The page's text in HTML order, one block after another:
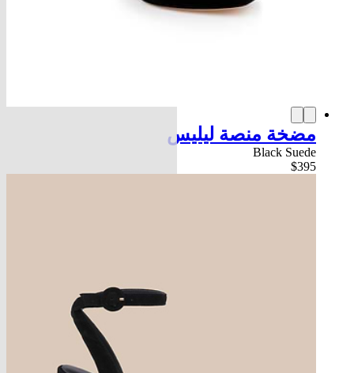
مضخة منصة ليليس
Black Suede
$395